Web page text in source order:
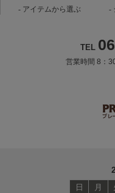
アイテムから選ぶ
TEL
営業時間 8：
日 月